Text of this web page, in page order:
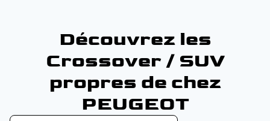
Découvrez les
Crossover / SUV
propres de chez
PEUGEOT